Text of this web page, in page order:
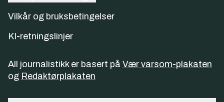
Vilkår og bruksbetingelser
KI-retningslinjer
All journalistikk er basert på Vær varsom-plakaten
og Redaktørplakaten